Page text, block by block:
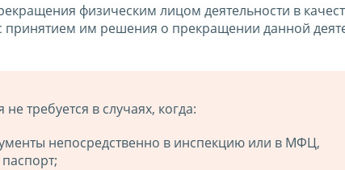
физическим лицом деятельности в
принятием им решения о прекращении данной
требуется в случаях, когда:
непосредственно в инспекцию или в МФЦ,